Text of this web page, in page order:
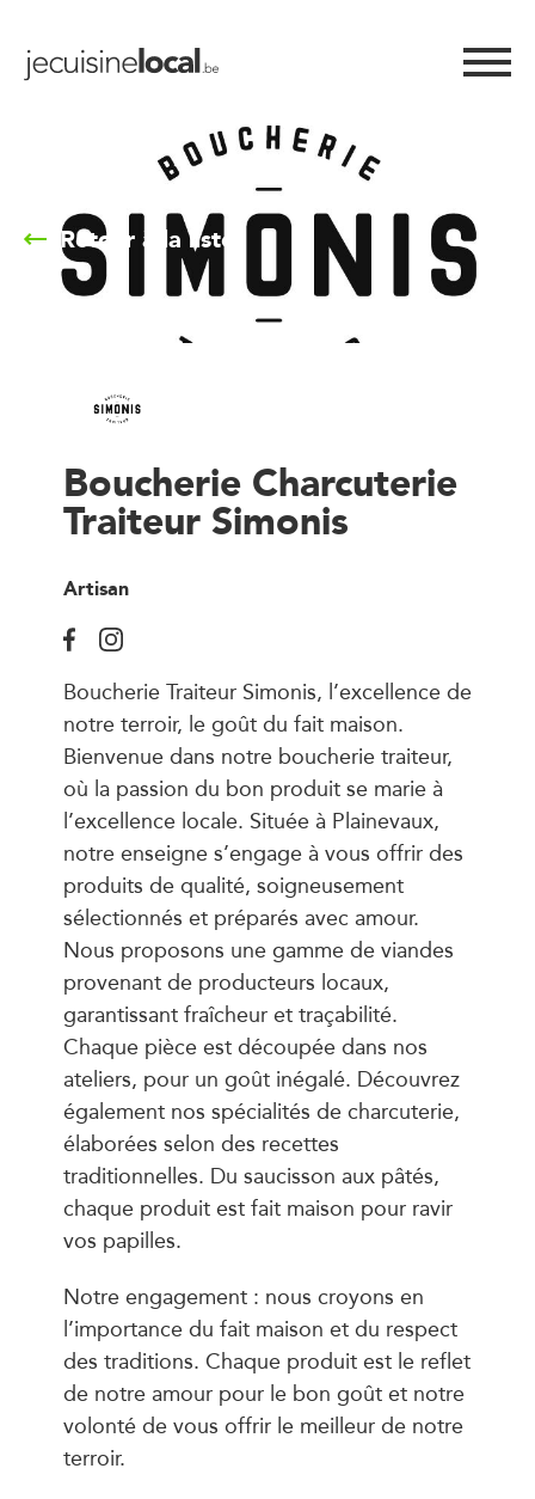
Retour à la liste
Boucherie Charcuterie
Traiteur Simonis
Artisan
Boucherie Traiteur Simonis, l’excellence de
notre terroir, le goût du fait maison.
Bienvenue dans notre boucherie traiteur,
où la passion du bon produit se marie à
l’excellence locale. Située à Plainevaux,
notre enseigne s’engage à vous offrir des
produits de qualité, soigneusement
sélectionnés et préparés avec amour.
Nous proposons une gamme de viandes
provenant de producteurs locaux,
garantissant fraîcheur et traçabilité.
Chaque pièce est découpée dans nos
ateliers, pour un goût inégalé. Découvrez
également nos spécialités de charcuterie,
élaborées selon des recettes
traditionnelles. Du saucisson aux pâtés,
chaque produit est fait maison pour ravir
vos papilles.
Notre engagement : nous croyons en
l’importance du fait maison et du respect
des traditions. Chaque produit est le reflet
de notre amour pour le bon goût et notre
volonté de vous offrir le meilleur de notre
terroir.